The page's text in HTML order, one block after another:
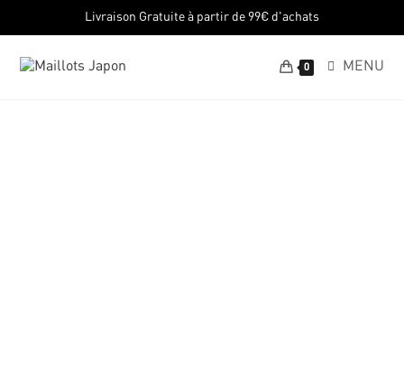
Livraison Gratuite à partir de 99€ d'achats
0 MENU